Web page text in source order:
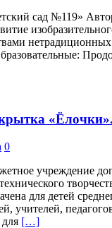
сад №119»
0
учреждение
для детей
учителей,
[…]